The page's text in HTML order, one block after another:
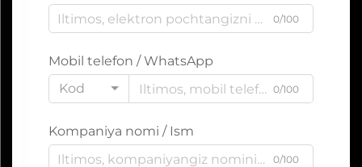
0/100
Mobil telefon / WhatsApp
Kod
0/100
Kompaniya nomi / Ism
0/100